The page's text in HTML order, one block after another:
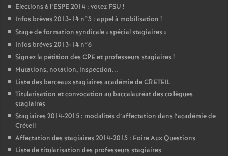
Elections à l’ESPE 2014 : votez FSU !
Infos brèves 2013-14 n°5 : appel à mobilisation !
Stage de formation syndicale «spécial stagiaires »
Infos brèves 2013-14 n°6
Signez la pétition des CPE et professeurs stagiaires !
Mutations, notation, inspection...
Liste des berceaux stagiaires académie deCRETEIL
Titularisation et convocation au baccalauréat des collègues
stagiaires
Stagiaires 2014-2015 : modalités d’affectation dans l’académie de
Créteil
Affectation des stagiaires 2014-2015 : Foire Aux Questions
Liste de titularisation des professeurs stagiaires